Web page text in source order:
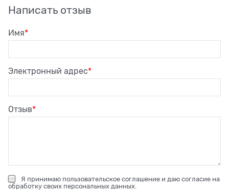
Написать отзыв
Имя
Электронный адрес
Отзыв
Я принимаю пользовательское соглашение и даю согласие на
обработку своих персональных данных.